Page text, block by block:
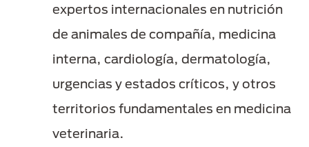
expertos internacionales en nutrición
de animales de compañía, medicina
interna, cardiología, dermatología,
urgencias y estados críticos, y otros
territorios fundamentales en medicina
veterinaria.